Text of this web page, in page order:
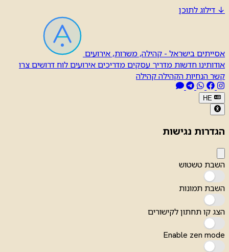
↓ דילוג לתוכן
אסייתים בישראל - קהילה, משרות, אירועים
אודותינוחדשות מדריך עסקיםמדריכיםאירועיםלוח דרושיםצרו
קשרהנחיות הקהילהקהילה
HE
הגדרות נגישות
השבת טשטוש
השבת תמונות
הצג קו תחתון לקישורים
Enable zen mode